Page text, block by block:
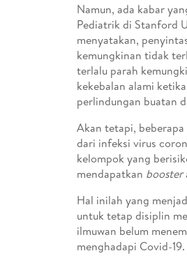
Namun, ada kabar
Pediatrik di Stanford
menyatakan,
kemungkinan tidak
terlalu parah
kekebalan alami
perlindungan buatan
Akan tetapi,
dari infeksi virus
kelompok yang
mendapatkan booster
Hal inilah yang
untuk tetap disiplin
ilmuwan belum
menghadapi Covid-19.